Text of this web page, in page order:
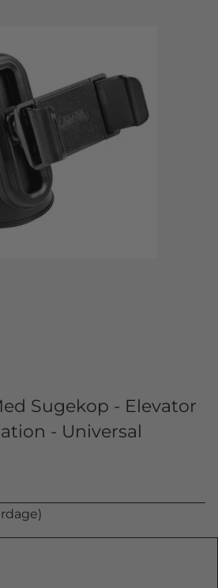
Sugekop - Elevator
- Universal